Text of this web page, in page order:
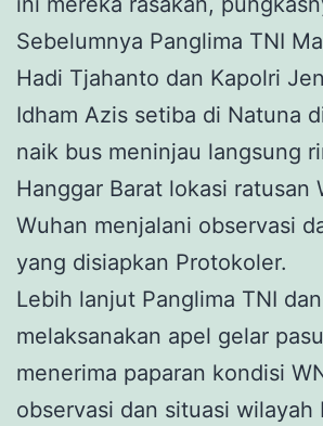
Sebelumnya Panglima TNI
Hadi Tjahanto dan Kapolri
Idham Azis setiba di Natuna
naik bus meninjau langsung
Hanggar Barat lokasi ratusan
Wuhan menjalani observasi
yang disiapkan Protokoler.
Lebih lanjut Panglima TNI
melaksanakan apel gelar
menerima paparan kondisi
observasi dan situasi wilayah